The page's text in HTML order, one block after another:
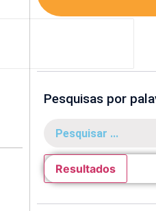
Pesquisas por
Resultados